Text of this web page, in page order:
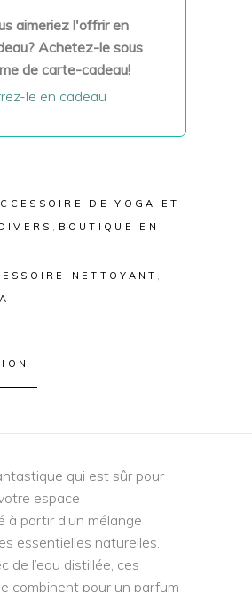
aimeriez l'offrir en
Achetez-le sous
de carte-cadeau!
le en cadeau
DE YOGA ET
, BOUTIQUE EN
, NETTOYANT ,
qui est sûr pour
espace
à partir d’un mélange
essentielles naturelles.
de l’eau distillée, ces
combinent pour un parfum